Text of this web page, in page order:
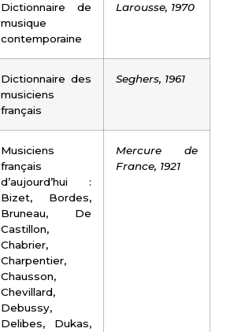
Dictionnaire de
musique
contemporaine
Larousse, 1970
Dictionnaire des
musiciens
français
Seghers, 1961
Musiciens
français
d’aujourd’hui :
Bizet, Bordes,
Bruneau, De
Castillon,
Chabrier,
Charpentier,
Chausson,
Chevillard,
Debussy,
Delibes, Dukas,
Mercure de
France, 1921